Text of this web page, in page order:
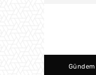
Gündem